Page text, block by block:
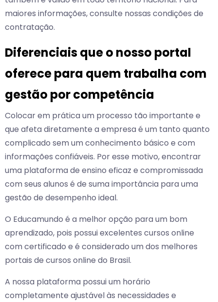
maiores informações, consulte nossas condições de
contratação.
Diferenciais que o nosso portal
oferece para quem trabalha com
gestão por competência
Colocar em prática um processo tão importante e
que afeta diretamente a empresa é um tanto quanto
complicado sem um conhecimento básico e com
informações confiáveis. Por esse motivo, encontrar
uma plataforma de ensino eficaz e compromissada
com seus alunos é de suma importância para uma
gestão de desempenho ideal.
O Educamundo é a melhor opção para um bom
aprendizado, pois possui excelentes cursos online
com certificado e é considerado um dos melhores
portais de cursos online do Brasil.
A nossa plataforma possui um horário
completamente ajustável às necessidades e